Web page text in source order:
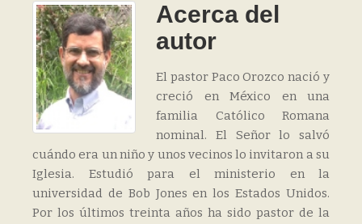
Acerca del
autor
El pastor Paco Orozco nació y
creció en México en una
familia Católico Romana
nominal. El Señor lo salvó
cuándo era un niño y unos vecinos lo invitaron a su
Iglesia. Estudió para el ministerio en la
universidad de Bob Jones en los Estados Unidos.
Por los últimos treinta años ha sido pastor de la